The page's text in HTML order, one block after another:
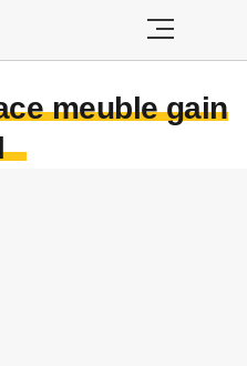
meuble gain